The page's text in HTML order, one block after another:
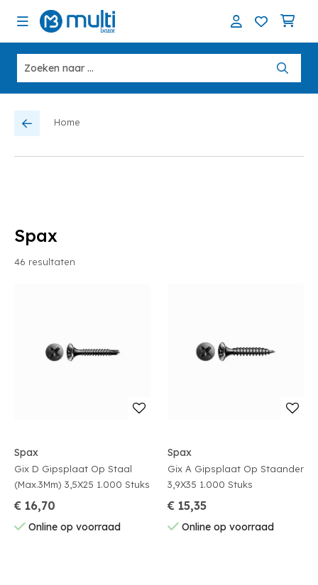
Home
Spax
46 resultaten
Spax
Gix D Gipsplaat Op Staal
(Max.3Mm) 3,5X25 1.000 Stuks
€ 16,70
Online op voorraad
Spax
Gix A Gipsplaat Op Staander
3,9X35 1.000 Stuks
€ 15,35
Online op voorraad